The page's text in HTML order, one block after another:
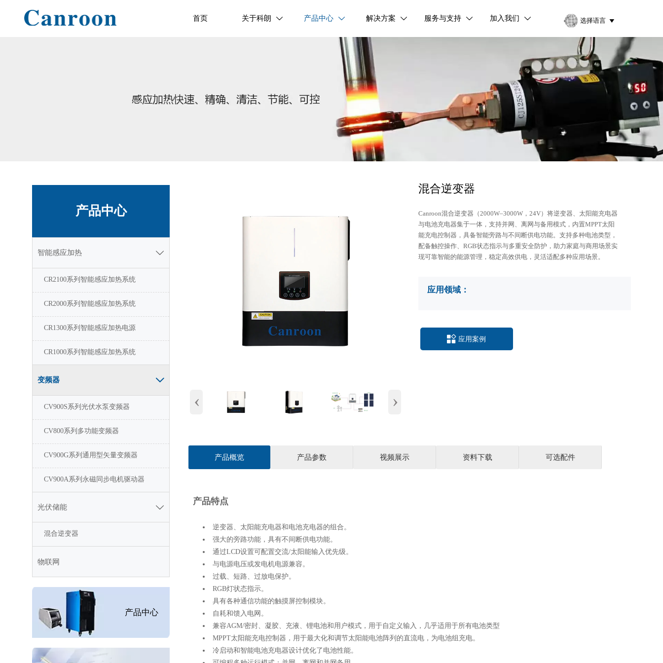
首页 关于科朗  产品中心  解决方案  服务与支持  加入我们  选择语言 
产品中心
智能感应加热 
CR2100系列智能感应加热系统
CR2000系列智能感应加热系统
CR1300系列智能感应加热电源
CR1000系列智能感应加热系统
变频器 
CV900S系列光伏水泵变频器
CV800系列多功能变频器
CV900G系列通用型矢量变频器
CV900A系列永磁同步电机驱动器
光伏储能 
混合逆变器
物联网
产品中心
‹ ›
混合逆变器
Canroon混合逆变器（2000W–3000W，24V）将逆变器、太阳能充电器
与电池充电器集于一体，支持并网、离网与备用模式，内置MPPT太阳
能充电控制器，具备智能旁路与不间断供电功能。支持多种电池类型，
配备触控操作、RGB状态指示与多重安全防护，助力家庭与商用场景实
现可靠智能的能源管理，稳定高效供电，灵活适配多种应用场景。
应用领域：
 应用案例
产品概览 产品参数 视频展示 资料下载 可选配件
产品特点
逆变器、太阳能充电器和电池充电器的组合。
强大的旁路功能，具有不间断供电功能。
通过LCD设置可配置交流/太阳能输入优先级。
与电源电压或发电机电源兼容。
过载、短路、过放电保护。
RGB灯状态指示。
具有各种通信功能的触摸屏控制模块。
自耗和馈入电网。
兼容AGM/密封、凝胶、充液、锂电池和用户模式，用于自定义输入，几乎适用于所有电池类型
MPPT太阳能充电控制器，用于最大化和调节太阳能电池阵列的直流电，为电池组充电。
冷启动和智能电池充电器设计优化了电池性能。